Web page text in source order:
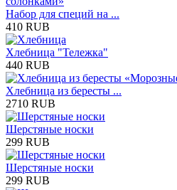
Набор для специй на ...
410 RUB
Хлебница "Тележка"
440 RUB
Хлебница из бересты ...
2710 RUB
Шерстяные носки
299 RUB
Шерстяные носки
299 RUB